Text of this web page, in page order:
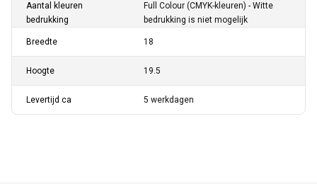
Aantal kleuren
bedrukking
Full Colour (CMYK-kleuren) - Witte
bedrukking is niet mogelijk
Breedte 18
Hoogte 19.5
Levertijd ca 5 werkdagen